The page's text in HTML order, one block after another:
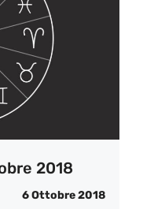
2018
6 Ottobre 2018